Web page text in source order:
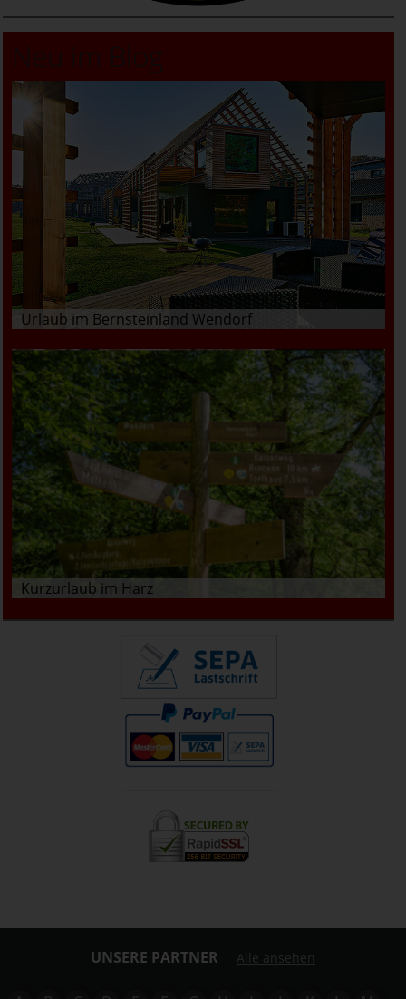
Neu im Blog
Urlaub im Bernsteinland Wendorf
Kurzurlaub im Harz
UNSERE PARTNER Alle ansehen